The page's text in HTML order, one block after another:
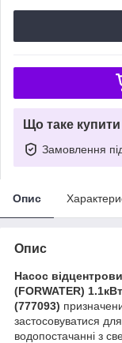
Що таке
Замовлення
Опис
Опис
Насос
(FORWATER)
(777093)
застосовуватися
водопостачанні з